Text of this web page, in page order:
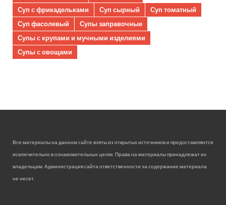
Суп с фрикадельками
Суп сырный
Суп томатный
Суп фасолевый
Супы заправочные
Супы с крупами и мучными изделиями
Супы с овощами
Все материалы на данном сайте взяты из открытых источников и предоставляются
исключительно в ознакомительных целях. Права на материалы принадлежат их
владельцам. Администрация сайта ответственности за содержание материала
не несет.